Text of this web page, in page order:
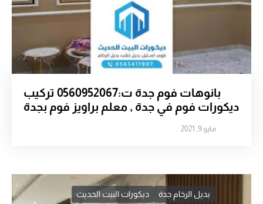
بانوهات فوم جدة ت:0560952067 تركيب
ديكورات فوم في جدة , معلم براويز فوم بجدة
مايو 9, 2021
بديل الرخام جدة ديكورات البيت الحديث